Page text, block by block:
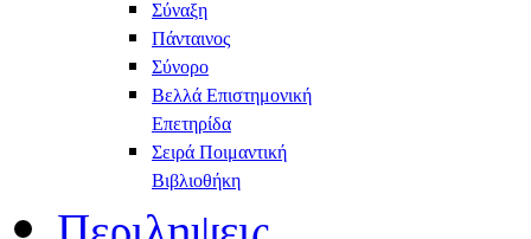
Σύναξη
Πάνταινος
Σύνορο
Βελλά Επιστημονική
Επετηρίδα
Σειρά Ποιμαντική
Βιβλιοθήκη